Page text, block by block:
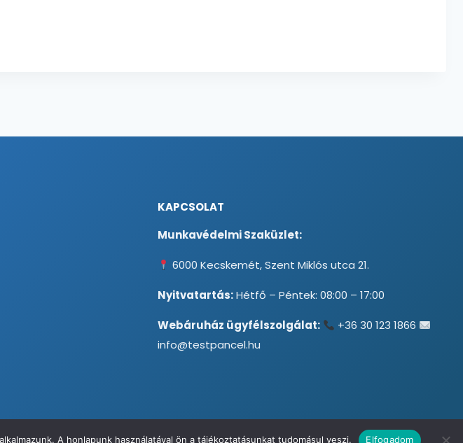
KAPCSOLAT
Munkavédelmi Szaküzlet:
6000 Kecskemét, Szent Miklós utca 21.
Nyitvatartás:Hétfő – Péntek: 08:00 – 17:00
Webáruház ügyfélszolgálat:
+36 30 123 1866
info@testpancel.hu
A honlapunk használatával ön a tájékoztatásunkat tudomásul veszi. Elfogadom